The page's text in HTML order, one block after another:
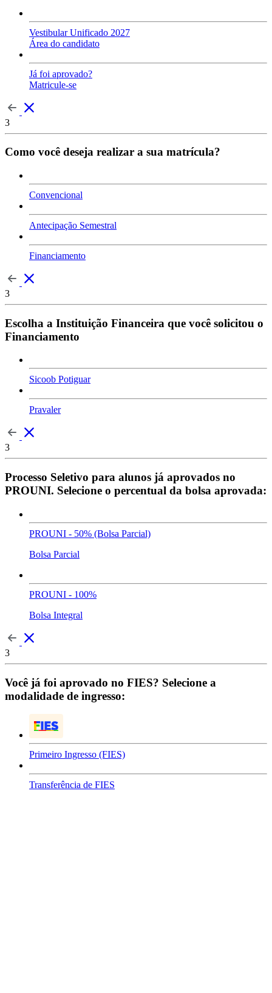
Vestibular Unificado 2027
Área do candidato
Já foi aprovado?
Matricule-se
3
Como você deseja realizar a sua matrícula?
Convencional
Antecipação Semestral
Financiamento
3
Escolha a Instituição Financeira que você solicitou o
Financiamento
Sicoob Potiguar
Pravaler
3
Processo Seletivo para alunos já aprovados no
PROUNI. Selecione o percentual da bolsa aprovada:
PROUNI - 50% (Bolsa Parcial)
Bolsa Parcial
PROUNI - 100%
Bolsa Integral
3
Você já foi aprovado no FIES? Selecione a
modalidade de ingresso:
Primeiro Ingresso (FIES)
Transferência de FIES